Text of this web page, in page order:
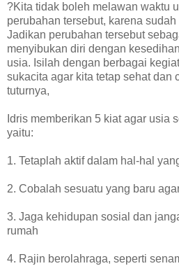
?Kita tidak boleh melawan waktu
perubahan tersebut, karena
Jadikan perubahan tersebut
menyibukan diri dengan
usia. Isilah dengan berbagai
sukacita agar kita tetap sehat dan
tuturnya,
Idris memberikan 5 kiat agar usia
yaitu:
1. Tetaplah aktif dalam hal-hal
2. Cobalah sesuatu yang baru
3. Jaga kehidupan sosial dan
rumah
4. Rajin berolahraga, seperti